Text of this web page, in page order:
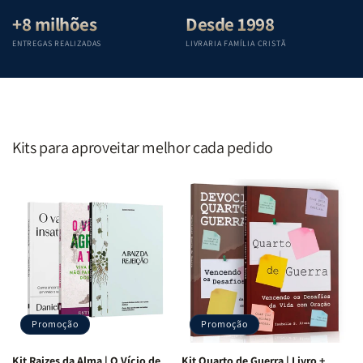
+8 milhões
ENTREGAS REALIZADAS
Desde 1998
LIVRARIA FAMÍLIA CRISTÃ
Kits para aproveitar melhor cada pedido
Promoção Promoção